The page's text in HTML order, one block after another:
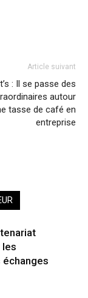
Article suivant
: Il se passe des
autour
tasse de café en
entreprise
les